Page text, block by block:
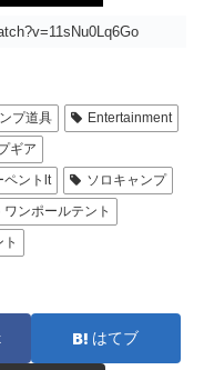
プ道具
Entertainment
ギア
ペントlt
ソロキャンプ
ワンポールテント
はてブ